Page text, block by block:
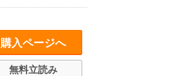
購入ページへ
無料立読み